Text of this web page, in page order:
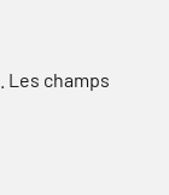
Les champs